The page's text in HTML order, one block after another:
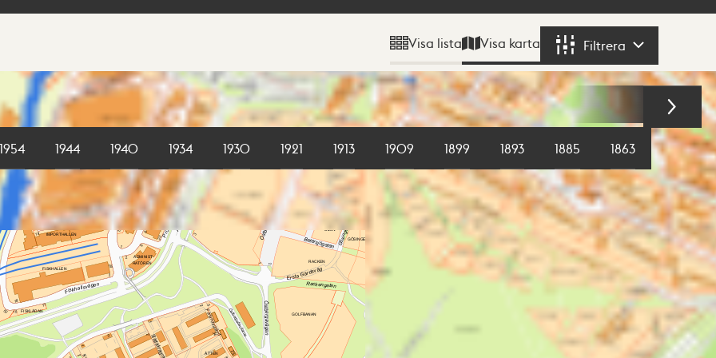
Visa lista Visa karta Filtrera
1954 1944 1940 1934 1930 1921 1913 1909 1899 1893 1885 1863 1855